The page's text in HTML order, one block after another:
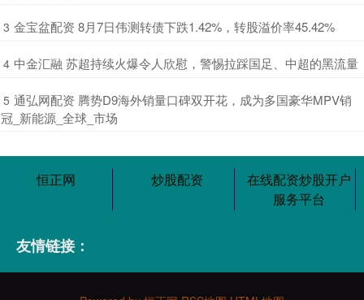
3 ​金宝盆配资 8月7日伟测转债下跌1.42%，转股溢价率45.42%
4 ​中金汇融 苏超持续火爆令人欣慰，警惕拉踩国足、中超的黑流量
5 ​通弘网配资 腾势D9海外销量口碑双开花，成为多国豪华MPV销
冠_新能源_全球_市场
恒正网 炒股配资
在线配资炒股开户
服务平台
友情链接：